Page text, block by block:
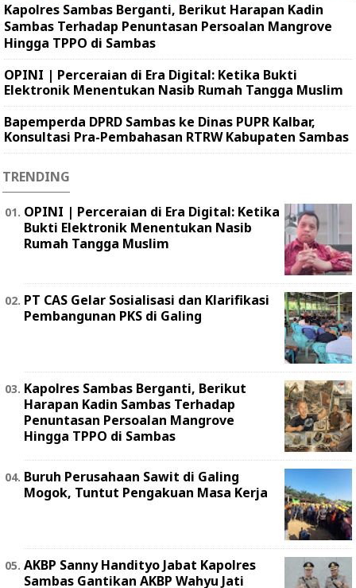
Kapolres Sambas Berganti, Berikut Harapan Kadin
Sambas Terhadap Penuntasan Persoalan Mangrove
Hingga TPPO di Sambas
OPINI | Perceraian di Era Digital: Ketika Bukti
Elektronik Menentukan Nasib Rumah Tangga Muslim
Bapemperda DPRD Sambas ke Dinas PUPR Kalbar,
Konsultasi Pra-Pembahasan RTRW Kabupaten Sambas
TRENDING
OPINI | Perceraian di Era Digital: Ketika
Bukti Elektronik Menentukan Nasib
Rumah Tangga Muslim
PT CAS Gelar Sosialisasi dan Klarifikasi
Pembangunan PKS di Galing
Kapolres Sambas Berganti, Berikut
Harapan Kadin Sambas Terhadap
Penuntasan Persoalan Mangrove
Hingga TPPO di Sambas
Buruh Perusahaan Sawit di Galing
Mogok, Tuntut Pengakuan Masa Kerja
AKBP Sanny Handityo Jabat Kapolres
Sambas Gantikan AKBP Wahyu Jati